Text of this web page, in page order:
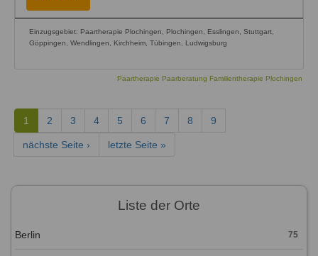
Einzugsgebiet: Paartherapie Plochingen, Plochingen, Esslingen, Stuttgart,
Göppingen, Wendlingen, Kirchheim, Tübingen, Ludwigsburg
Paartherapie Paarberatung Familientherapie Plochingen
1 2 3 4 5 6 7 8 9
nächste Seite › letzte Seite »
Liste der Orte
Berlin 75